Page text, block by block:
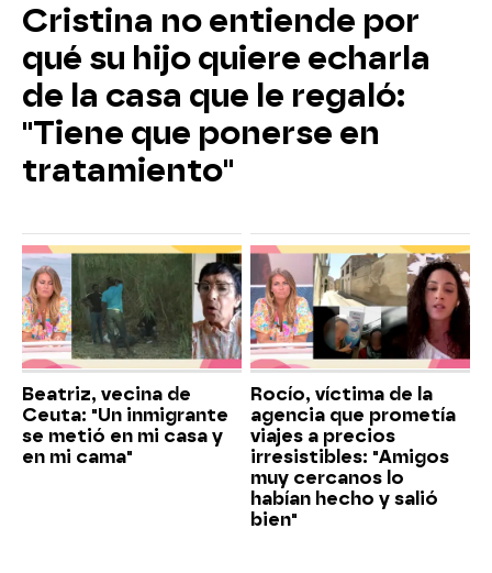
Cristina no entiende por
qué su hijo quiere echarla
de la casa que le regaló:
"Tiene que ponerse en
tratamiento"
Beatriz, vecina de
Ceuta: "Un inmigrante
se metió en mi casa y
en mi cama"
Rocío, víctima de la
agencia que prometía
viajes a precios
irresistibles: "Amigos
muy cercanos lo
habían hecho y salió
bien"